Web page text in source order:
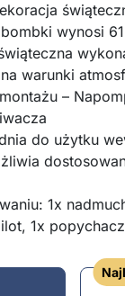
wynosi
warunki
–
do użytku
1x
1x popychacz